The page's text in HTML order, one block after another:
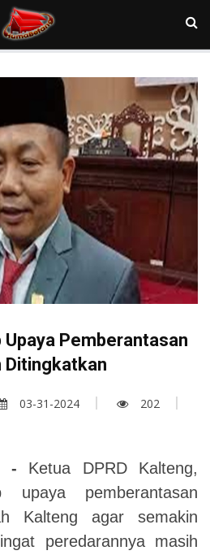
Pemberantasan
Ditingkatkan
03-31-2024
202
- Ketua DPRD Kalteng,
upaya pemberantasan
Kalteng agar semakin
peredarannya masih